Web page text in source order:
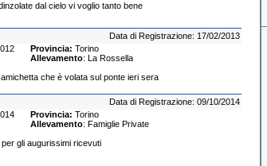
dal cielo vi voglio tanto bene
Data di Registrazione: 17/02/2013
Provincia: Torino
Allevamento: La Rossella
che è volata sul ponte ieri sera
Data di Registrazione: 09/10/2014
Provincia: Torino
Allevamento: Famiglie Private
gli augurissimi ricevuti